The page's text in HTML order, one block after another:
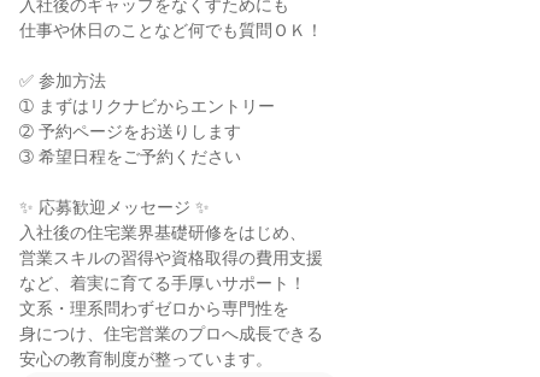
入社後のギャップをなくすためにも
仕事や休日のことなど何でも質問ＯＫ！
✅ 参加方法
➀ まずはリクナビからエントリー
➁ 予約ページをお送りします
➂ 希望日程をご予約ください
✨ 応募歓迎メッセージ ✨
入社後の住宅業界基礎研修をはじめ、
営業スキルの習得や資格取得の費用支援
など、着実に育てる手厚いサポート！
文系・理系問わずゼロから専門性を
身につけ、住宅営業のプロへ成長できる
安心の教育制度が整っています。